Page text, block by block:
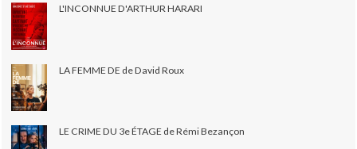
L'INCONNUE D'ARTHUR HARARI
LA FEMME DE de David Roux
LE CRIME DU 3e ÉTAGE de Rémi Bezançon